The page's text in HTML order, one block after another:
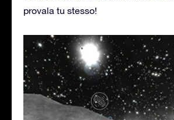
provala tu stesso!